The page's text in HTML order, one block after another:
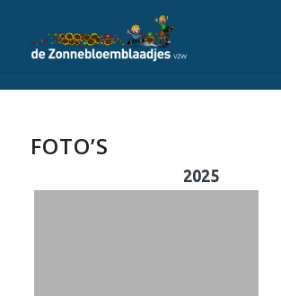
FOTO’S
2025